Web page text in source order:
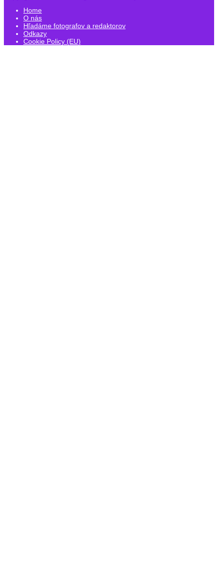
Home
O nás
Hľadáme fotografov a redaktorov
Odkazy
Cookie Policy (EU)